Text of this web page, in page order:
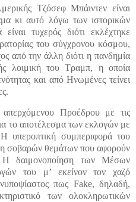
Τζόσεφ Μπάιντεν είναι
κι αυτό λόγω των ιστορικών
τυχερός διότι εκλέχτηκε
του σύγχρονου κόσμου,
από την άλλη διότι η πανδημία
λοιμική του Τραμπ, η οποία
και από Ηνωμένες τείνει
Προέδρου με τις
το αποτέλεσμα των εκλογών με
Η υπεροπτική συμπεριφορά του
σοβαρών θεμάτων που αφορούν
δαιμονοποίηση των Μέσων
του μ’ εκείνον τον χαζό
πως Fake, δηλαδή,
των ολοκληρωτικών